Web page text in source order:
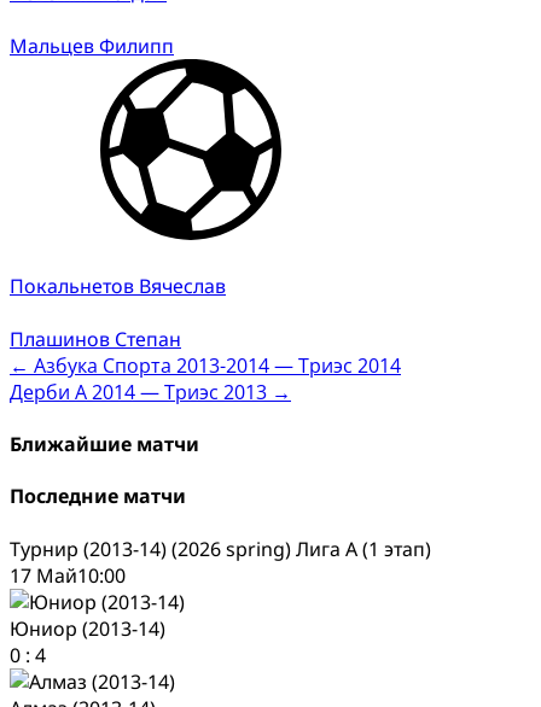
Мальцев Филипп
Покальнетов Вячеслав
Плашинов Степан
Post
navigation
← Азбука Спорта 2013-2014 — Триэс 2014
Дерби А 2014 — Триэс 2013 →
Ближайшие матчи
Последние матчи
Турнир (2013-14) (2026 spring) Лига А (1 этап)
17 Май10:00
Юниор (2013-14)
0 : 4